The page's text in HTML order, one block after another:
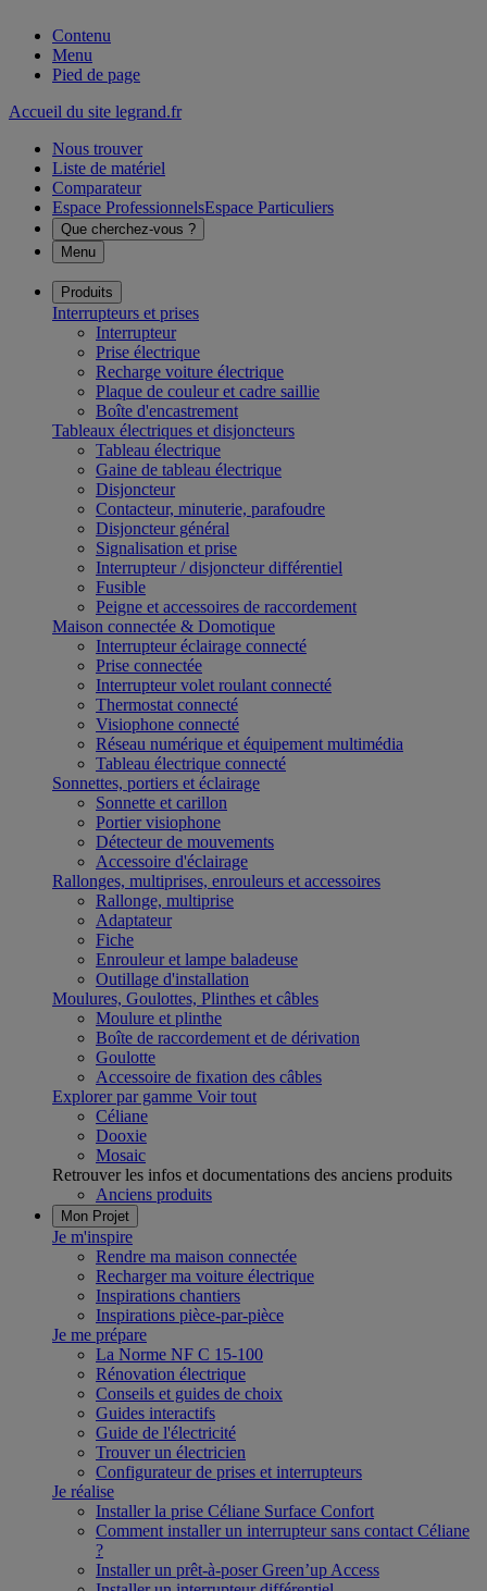
Contenu
Menu
Pied de page
Accueil du site legrand.fr
Nous trouver
Liste de matériel
Comparateur
Espace ProfessionnelsEspace Particuliers
Que cherchez-vous ?
Menu
Produits
Interrupteurs et prises
Interrupteur
Prise électrique
Recharge voiture électrique
Plaque de couleur et cadre saillie
Boîte d'encastrement
Tableaux électriques et disjoncteurs
Tableau électrique
Gaine de tableau électrique
Disjoncteur
Contacteur, minuterie, parafoudre
Disjoncteur général
Signalisation et prise
Interrupteur / disjoncteur différentiel
Fusible
Peigne et accessoires de raccordement
Maison connectée & Domotique
Interrupteur éclairage connecté
Prise connectée
Interrupteur volet roulant connecté
Thermostat connecté
Visiophone connecté
Réseau numérique et équipement multimédia
Tableau électrique connecté
Sonnettes, portiers et éclairage
Sonnette et carillon
Portier visiophone
Détecteur de mouvements
Accessoire d'éclairage
Rallonges, multiprises, enrouleurs et accessoires
Rallonge, multiprise
Adaptateur
Fiche
Enrouleur et lampe baladeuse
Outillage d'installation
Moulures, Goulottes, Plinthes et câbles
Moulure et plinthe
Boîte de raccordement et de dérivation
Goulotte
Accessoire de fixation des câbles
Explorer par gamme Voir tout
Céliane
Dooxie
Mosaic
Retrouver les infos et documentations des anciens produits
Anciens produits
Mon Projet
Je m'inspire
Rendre ma maison connectée
Recharger ma voiture électrique
Inspirations chantiers
Inspirations pièce-par-pièce
Je me prépare
La Norme NF C 15-100
Rénovation électrique
Conseils et guides de choix
Guides interactifs
Guide de l'électricité
Trouver un électricien
Configurateur de prises et interrupteurs
Je réalise
Installer la prise Céliane Surface Confort
Comment installer un interrupteur sans contact Céliane
?
Installer un prêt-à-poser Green’up Access